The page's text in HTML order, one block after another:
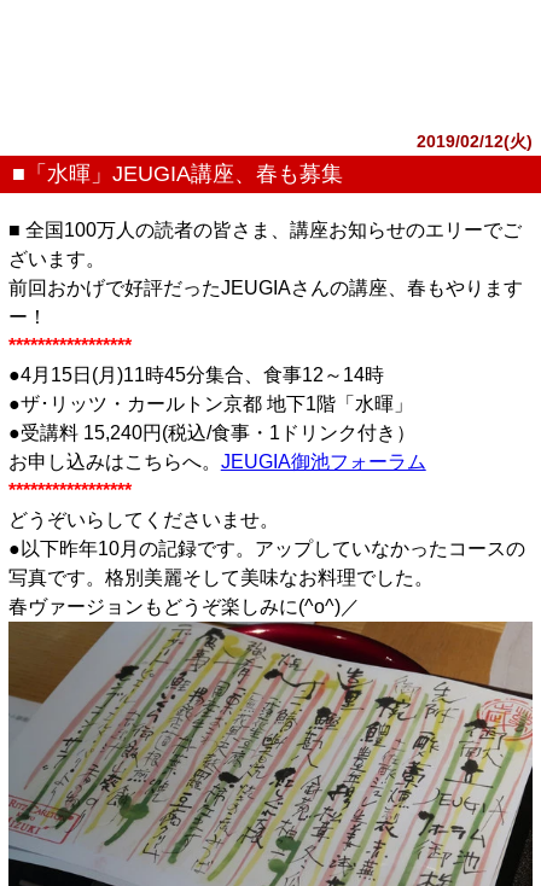
2019/02/12(火)
■「水暉」JEUGIA講座、春も募集
■ 全国100万人の読者の皆さま、講座お知らせのエリーでご
ざいます。
前回おかげで好評だったJEUGIAさんの講座、春もやります
ー！
*****************
●4月15日(月)11時45分集合、食事12～14時
●ザ･リッツ・カールトン京都 地下1階「水暉」
●受講料 15,240円(税込/食事・1ドリンク付き）
お申し込みはこちらへ。 JEUGIA御池フォーラム
*****************
どうぞいらしてくださいませ。
●以下昨年10月の記録です。アップしていなかったコースの
写真です。格別美麗そして美味なお料理でした。
春ヴァージョンもどうぞ楽しみに(^o^)／